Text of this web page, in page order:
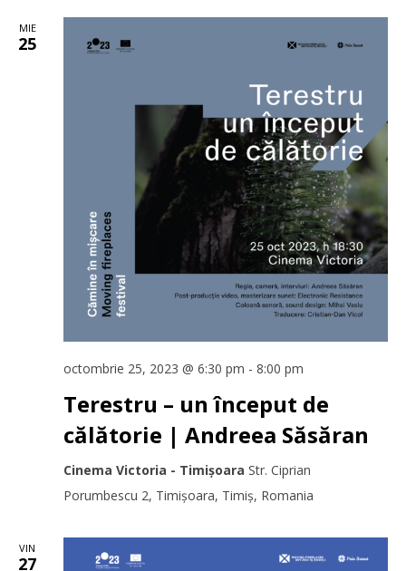
MIE
25
octombrie 25, 2023 @ 6:30 pm - 8:00 pm
Terestru – un început de
călătorie | Andreea Săsăran
Cinema Victoria - Timișoara Str. Ciprian
Porumbescu 2, Timișoara, Timiș, Romania
VIN
27